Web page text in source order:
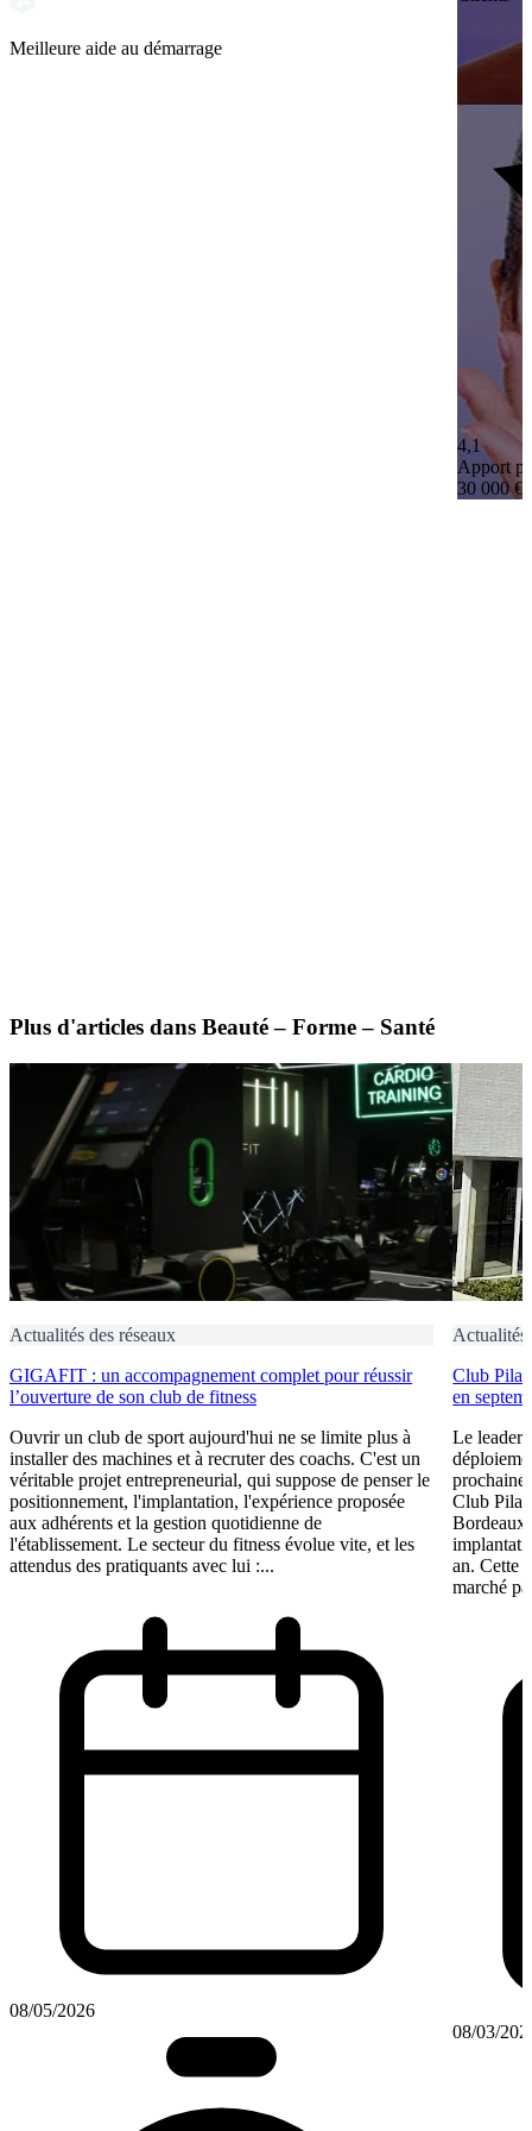
Meilleure aide au démarrage
4,1
Apport
30 000 €
Plus d'articles dans Beauté – Forme – Santé
Actualités des réseaux
GIGAFIT : un accompagnement complet pour réussir
l’ouverture de son club de fitness
Ouvrir un club de sport aujourd'hui ne se limite plus à
installer des machines et à recruter des coachs. C'est un
véritable projet entrepreneurial, qui suppose de penser le
positionnement, l'implantation, l'expérience proposée
aux adhérents et la gestion quotidienne de
l'établissement. Le secteur du fitness évolue vite, et les
attendus des pratiquants avec lui :...
08/05/2026
Actualités
Club
en
Le leader
prochaine
Club
Bordeaux
an. Cette
marché
08/03/